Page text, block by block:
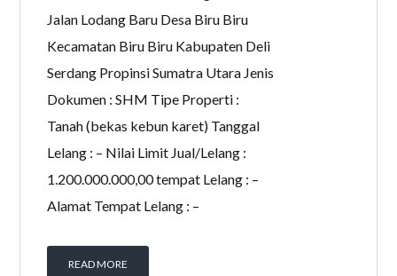
Jalan Lodang Baru Desa Biru Biru
Kecamatan Biru Biru Kabupaten Deli
Serdang Propinsi Sumatra Utara Jenis
Dokumen : SHM Tipe Properti :
Tanah (bekas kebun karet) Tanggal
Lelang : – Nilai Limit Jual/Lelang :
1.200.000.000,00 tempat Lelang : –
Alamat Tempat Lelang : –
READ MORE